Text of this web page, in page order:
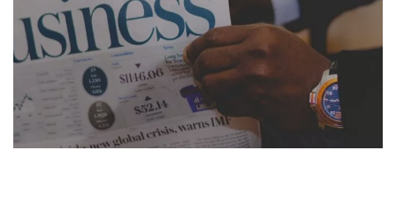
conference is intended for everyone involved in the
semiconductor industry, including engineers,
professional experts, and senior executives.
לחץ לפרטים